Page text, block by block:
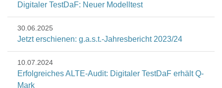
Digitaler TestDaF: Neuer Modelltest
30.06.2025
Jetzt erschienen: g.a.s.t.-Jahresbericht 2023/24
10.07.2024
Erfolgreiches ALTE-Audit: Digitaler TestDaF erhält Q-
Mark